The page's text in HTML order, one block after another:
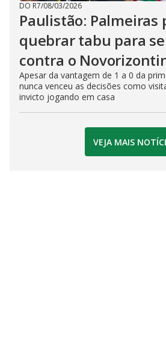
DO R7/08/03/2026
Paulistão: Palmeiras
quebrar tabu para
contra o
Apesar da vantagem de 1 a 0 da
nunca venceu as decisões como
invicto jogando em casa
VEJA MAIS